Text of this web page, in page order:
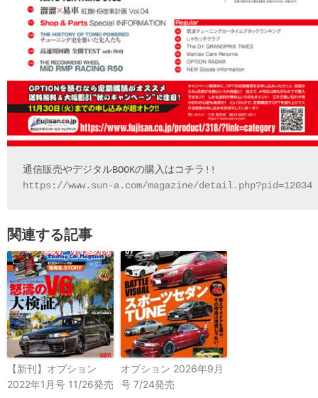
https://www.sun-a.com/magazine/detail.php?pid=12034
関連する記事
【新刊】オプション
2022年1月号 11/26発売
オプション 2026年9月
号 7/24発売